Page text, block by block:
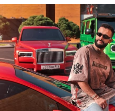
В мае 2025 года МВД РФ
международный розыск
В его отношении
неуплате налогов и
доходов в особо крупном
мужчину заочно
Фото: База розыска МВД РФ
НАЛОГИ ПОИСК ЛЮДЕЙ
ГАСАН ГУСЕЙНОВ